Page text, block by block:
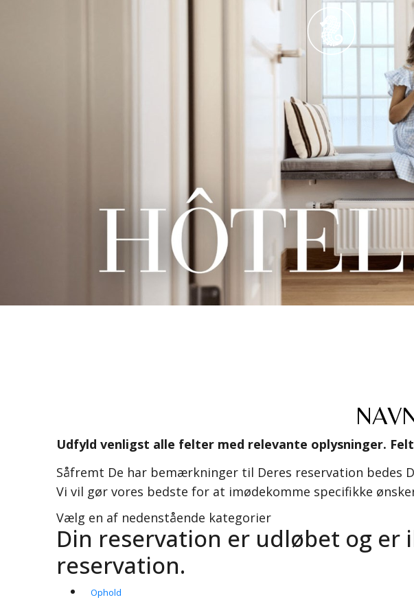
Udfyld venligst alle felter med relevante oplysninger.
Såfremt De har bemærkninger til Deres reservation
Vi vil gør vores bedste for at imødekomme specifikke
Vælg en af nedenstående kategorier
Din reservation er udløbet og er
reservation.
Ophold